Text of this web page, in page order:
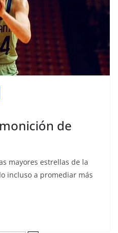
de
mayores estrellas de la
incluso a promediar más